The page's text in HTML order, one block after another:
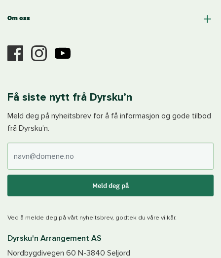
Om oss
Få siste nytt frå Dyrsku’n
Meld deg på nyheitsbrev for å få informasjon og gode tilbod
frå Dyrsku’n.
Meld deg på
Ved å melde deg på vårt nyheitsbrev, godtek du våre vilkår.
Dyrsku'n Arrangement AS
Nordbygdivegen 60 N-3840 Seljord